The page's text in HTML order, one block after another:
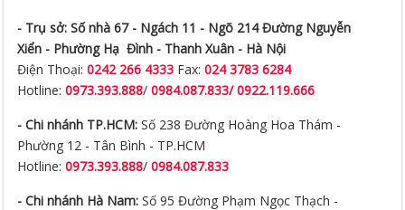
- Trụ sở: Số nhà 67 - Ngách 11 - Ngõ 214 Đường Nguyễn
Xiển - Phường Hạ Đình - Thanh Xuân - Hà Nội
Điện Thoại:0242 266 4333 Fax:024 3783 6284
Hotline:0973.393.888/0984.087.833/ 0922.119.666
- Chi nhánh TP.HCM: Số 238 Đường Hoàng Hoa Thám -
Phường 12 - Tân Bình - TP.HCM
Hotline:0973.393.888/0984.087.833
- Chi nhánh Hà Nam: Số 95 Đường Phạm Ngọc Thạch -